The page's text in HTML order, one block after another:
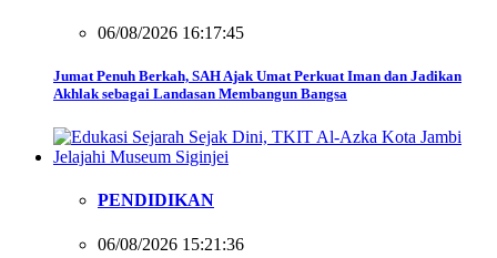
06/08/2026 16:17:45
Jumat Penuh Berkah, SAH Ajak Umat Perkuat Iman dan Jadikan
Akhlak sebagai Landasan Membangun Bangsa
PENDIDIKAN
06/08/2026 15:21:36